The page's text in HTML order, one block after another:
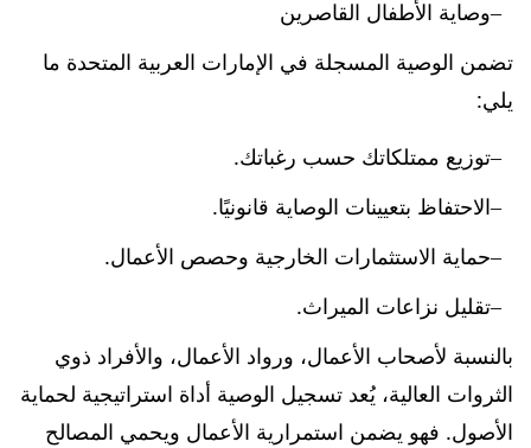
وصاية الأطفال القاصرين
تضمن الوصية المسجلة في الإمارات العربية المتحدة ما
يلي:
توزيع ممتلكاتك حسب رغباتك.
الاحتفاظ بتعيينات الوصاية قانونيًا.
حماية الاستثمارات الخارجية وحصص الأعمال.
تقليل نزاعات الميراث.
بالنسبة لأصحاب الأعمال، ورواد الأعمال، والأفراد ذوي
الثروات العالية، يُعد تسجيل الوصية أداة استراتيجية لحماية
الأصول. فهو يضمن استمرارية الأعمال ويحمي المصالح